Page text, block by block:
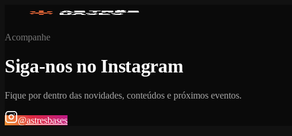
Acompanhe
Siga-nos no Instagram
Fique por dentro das novidades, conteúdos e próximos eventos.
@astresbases